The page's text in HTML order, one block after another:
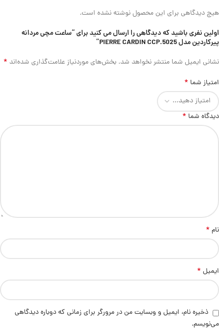
هیچ دیدگاهی برای این محصول نوشته نشده است.
اولین نفری باشید که دیدگاهی را ارسال می کنید برای “ساعت مچی مردانه
پیرکاردین مدل PIERRE CARDIN CCP.5025”
نشانی ایمیل شما منتشر نخواهد شد. بخش‌های موردنیاز علامت‌گذاری شده‌اند *
امتیاز شما *
دیدگاه شما *
نام *
ایمیل *
ذخیره نام، ایمیل و وبسایت من در مرورگر برای زمانی که دوباره دیدگاهی
می‌نویسم.